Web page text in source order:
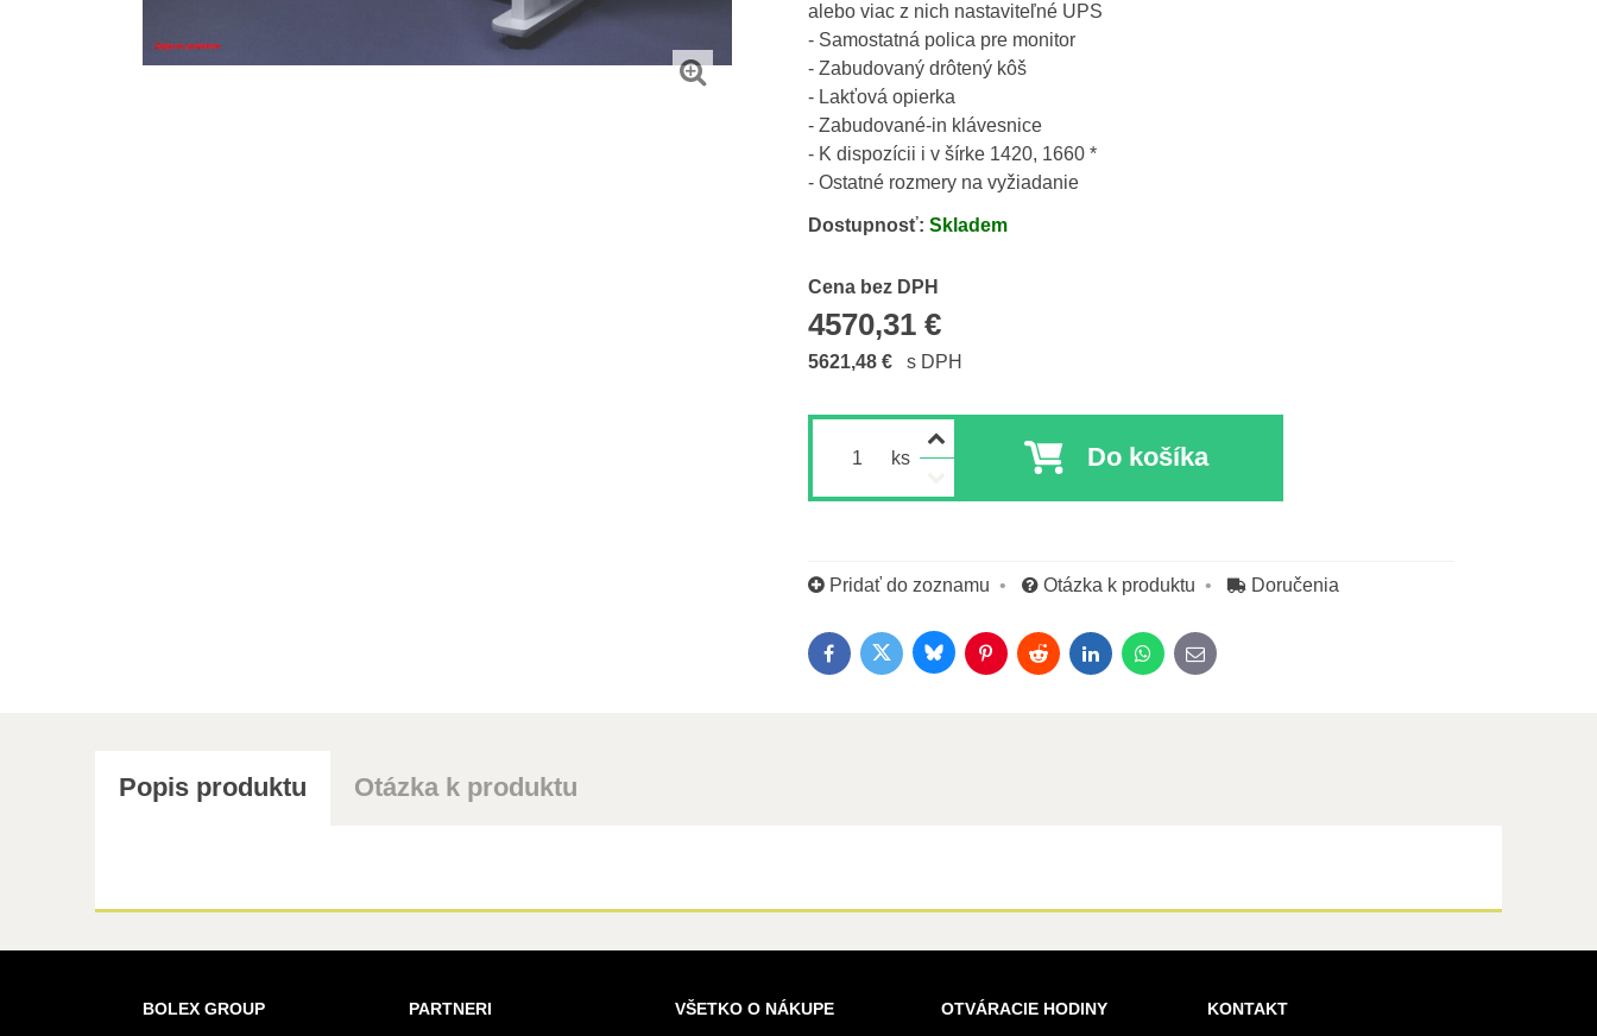
alebo viac z nich nastaviteľné UPS
- Samostatná polica pre monitor
- Zabudovaný drôtený kôš
- Lakťová opierka
- Zabudované-in klávesnice
- K dispozícii i v šírke 1420, 1660 *
- Ostatné rozmery na vyžiadanie
Dostupnosť: Skladem
Cena bez DPH
4570,31 €
Cena s DPH
5621,48 € s DPH
ks Do košíka
Pridať do zoznamu Otázka k produktu Doručenia
FacebookTwitterBlueskyPinterestRedditLinkedInWhatsApp
E-mail
Popis produktu Otázka k produktu
BOLEX GROUP PARTNERI VŠETKO O NÁKUPE OTVÁRACIE HODINY KONTAKT